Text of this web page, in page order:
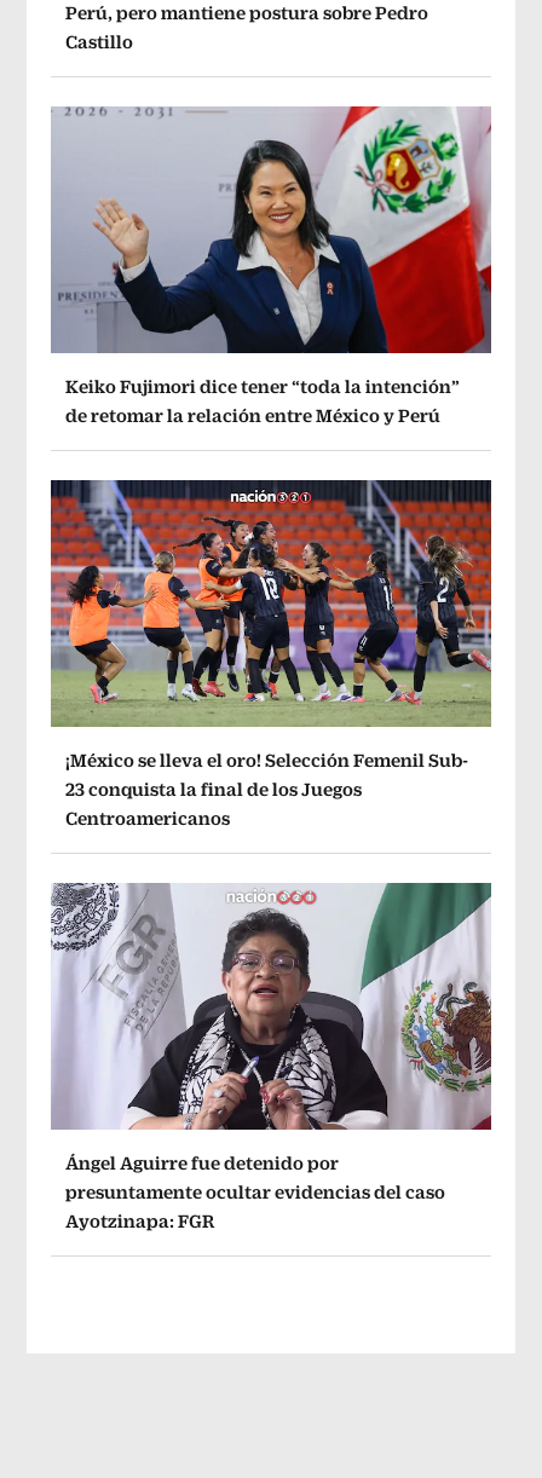
Perú, pero mantiene postura sobre Pedro
Castillo
Keiko Fujimori dice tener “toda la intención”
de retomar la relación entre México y Perú
¡México se lleva el oro! Selección Femenil Sub-
23 conquista la final de los Juegos
Centroamericanos
Ángel Aguirre fue detenido por
presuntamente ocultar evidencias del caso
Ayotzinapa: FGR